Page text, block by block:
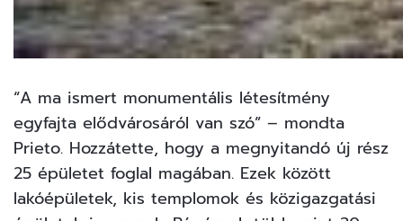
“A ma ismert monumentális létesítmény
egyfajta elődvárosáról van szó” – mondta
Prieto. Hozzátette, hogy a megnyitandó új rész
25 épületet foglal magában. Ezek között
lakóépületek, kis templomok és közigazgatási